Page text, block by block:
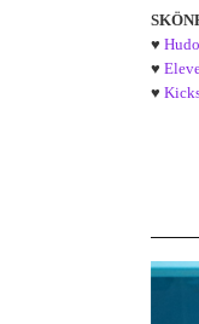
♥
♥
♥